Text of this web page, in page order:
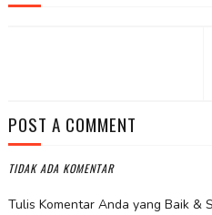
POST A COMMENT
TIDAK ADA KOMENTAR
Tulis Komentar Anda yang Baik &